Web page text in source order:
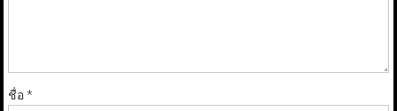
ชื่อ*